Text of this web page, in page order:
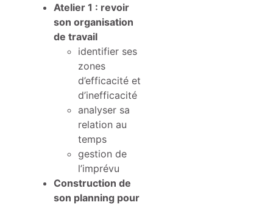
Atelier 1 : revoir
son organisation
de travail
identifier ses
zones
d’efficacité et
d’inefficacité
analyser sa
relation au
temps
gestion de
l’imprévu
Construction de
son planning pour